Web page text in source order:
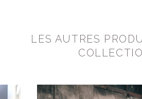
LES AUTRES